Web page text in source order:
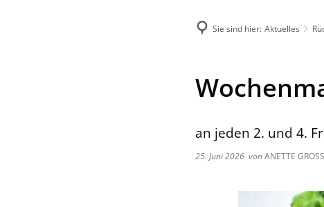
Sie sind hier: Aktuelles
an jeden 2. und 4.
25. Juni 2026 vonANETTE GROSS